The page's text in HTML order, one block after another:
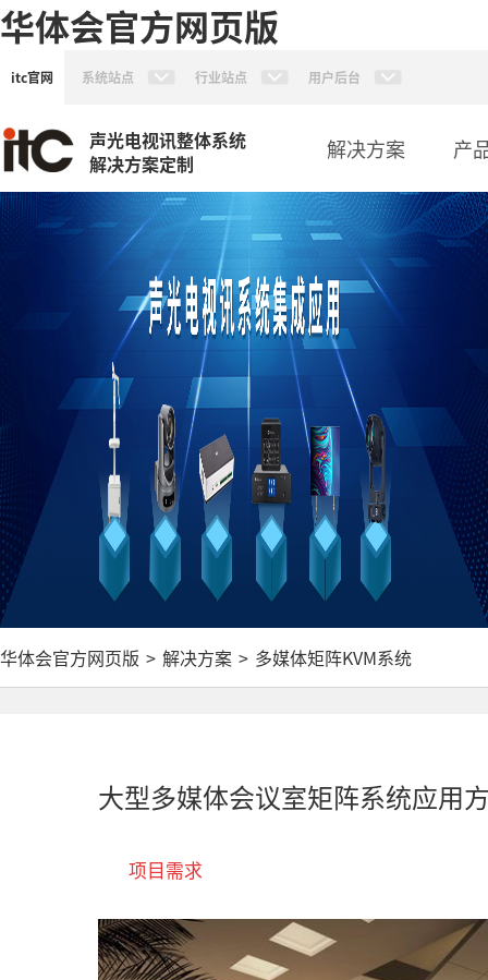
华体会官方网页版
itc官网 系统站点 行业站点 用户后台
声光电视讯整体系统
解决方案定制
解决方案 产
华体会官方网页版 > 解决方案 > 多媒体矩阵KVM系统
大型多媒体会议室矩阵系统应用
项目需求